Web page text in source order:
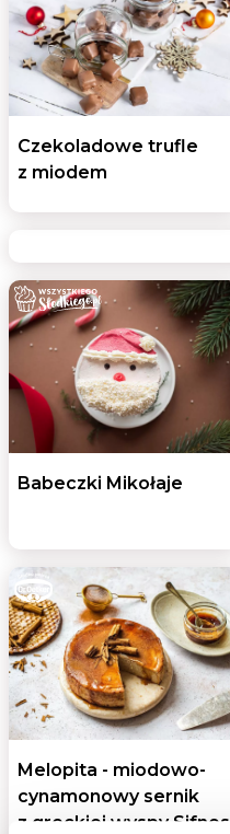
Czekoladowe trufle
z miodem
Babeczki Mikołaje
Melopita - miodowo-
cynamonowy sernik
z greckiej wyspy Sifnos